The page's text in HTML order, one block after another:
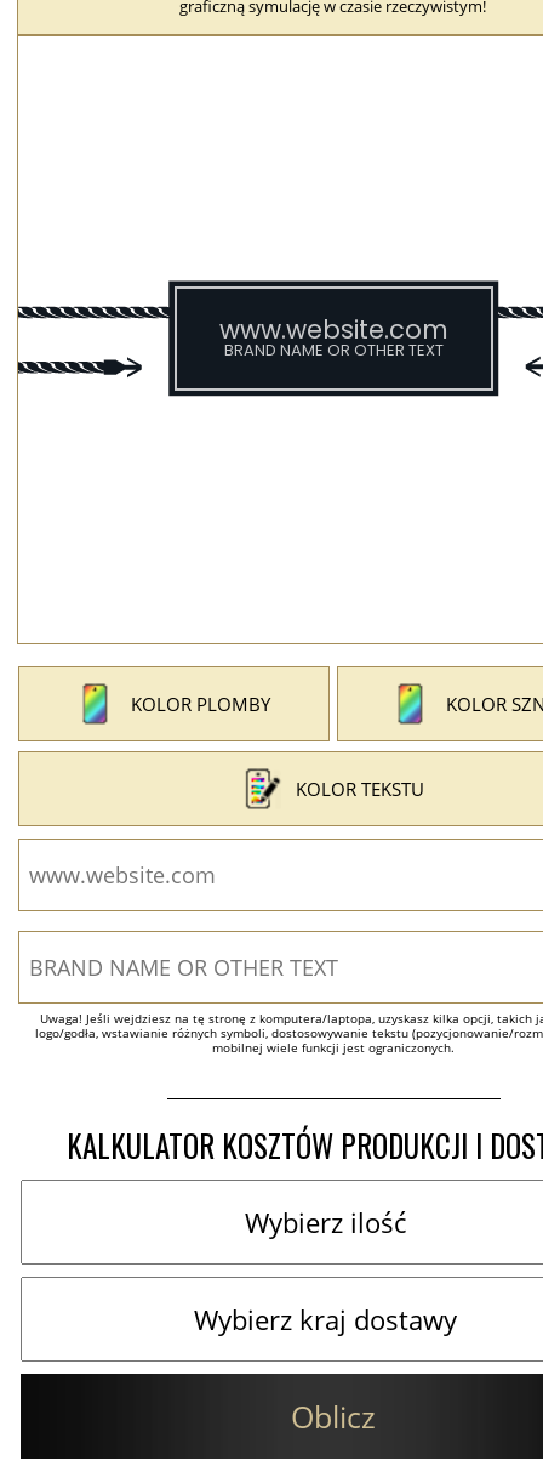
graficzną symulację w czasie rzeczywistym!
KOLOR PLOMBY KOLOR
KOLOR TEKSTU
Uwaga! Jeśli wejdziesz na tę stronę z komputera/laptopa, uzyskasz kilka opcji, takich
logo/godła, wstawianie różnych symboli, dostosowywanie tekstu (pozycjonowanie/
mobilnej wiele funkcji jest ograniczonych.
KALKULATOR KOSZTÓW PRODUKCJI I
Oblicz